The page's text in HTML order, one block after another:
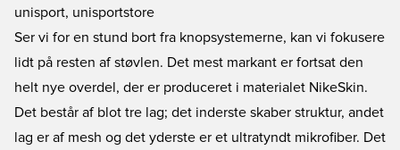
Ser vi for en stund bort fra knopsystemerne, kan vi fokusere
lidt på resten af støvlen. Det mest markant er fortsat den
helt nye overdel, der er produceret i materialet NikeSkin.
Det består af blot tre lag; det inderste skaber struktur, andet
lag er af mesh og det yderste er et ultratyndt mikrofiber. Det